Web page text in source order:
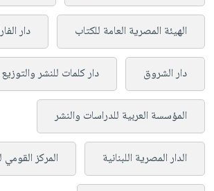
الهيئة المصرية العامة للكتاب دار
دار الشروق دار كلمات للنشر والتوزيع
المؤسسة العربية للدراسات والنشر
الدار المصرية اللبنانية المركز